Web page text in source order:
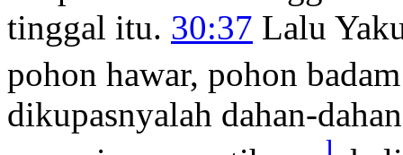
tinggal itu. 30:37 Lalu
pohon hawar, pohon badam
dikupasnyalah dahan-